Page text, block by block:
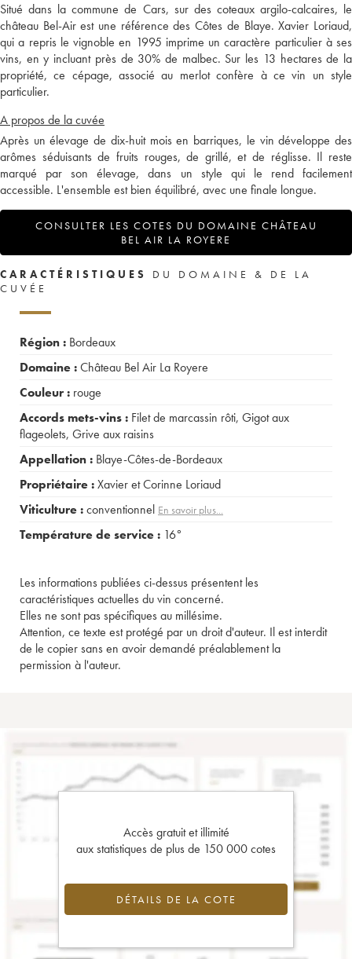
Situé dans la commune de Cars, sur des coteaux argilo-calcaires, le
château Bel-Air est une référence des Côtes de Blaye. Xavier Loriaud,
qui a repris le vignoble en 1995 imprime un caractère particulier à ses
vins, en y incluant près de 30% de malbec. Sur les 13 hectares de la
propriété, ce cépage, associé au merlot confère à ce vin un style
particulier.
A propos de la cuvée
Après un élevage de dix-huit mois en barriques, le vin développe des
arômes séduisants de fruits rouges, de grillé, et de réglisse. Il reste
marqué par son élevage, dans un style qui le rend facilement
accessible. L'ensemble est bien équilibré, avec une finale longue.
CONSULTER LES COTES DU DOMAINE CHÂTEAU
BEL AIR LA ROYERE
CARACTÉRISTIQUES
DU DOMAINE & DE LA
CUVÉE
Région : Bordeaux
Domaine :Château Bel Air La Royere
Couleur : rouge
Accords mets-vins : Filet de marcassin rôti, Gigot aux
flageolets, Grive aux raisins
Appellation : Blaye-Côtes-de-Bordeaux
Propriétaire :Xavier et Corinne Loriaud
Viticulture :conventionnel En savoir plus...
Température de service : 16°
Les informations publiées ci-dessus présentent les
caractéristiques actuelles du vin concerné.
Elles ne sont pas spécifiques au millésime.
Attention, ce texte est protégé par un droit d'auteur. Il est interdit
de le copier sans en avoir demandé préalablement la
permission à l'auteur.
Accès gratuit et illimité
aux statistiques de plus de 150 000 cotes
DÉTAILS DE LA COTE